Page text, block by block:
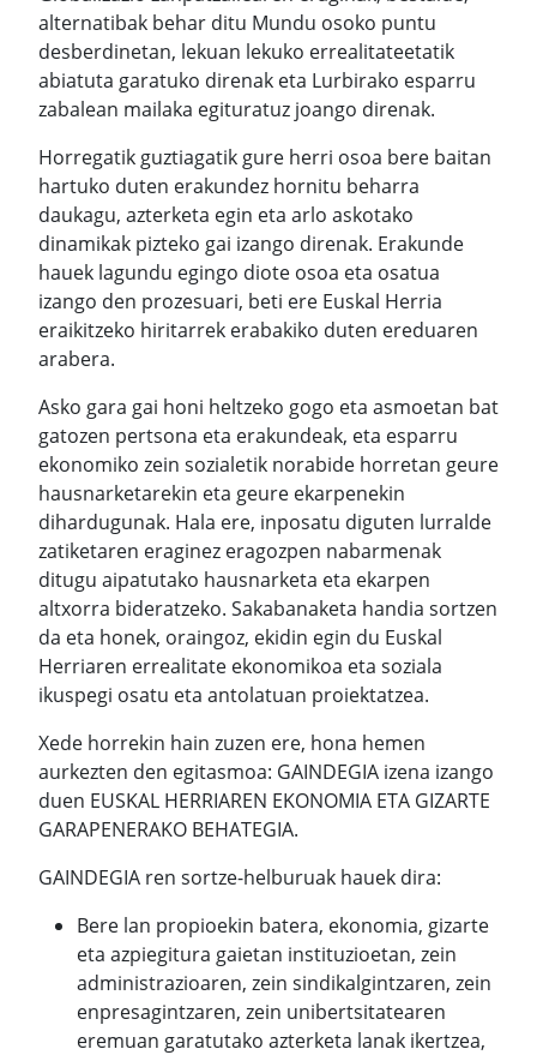
alternatibak behar ditu Mundu osoko puntu
desberdinetan, lekuan lekuko errealitateetatik
abiatuta garatuko direnak eta Lurbirako esparru
zabalean mailaka egituratuz joango direnak.
Horregatik guztiagatik gure herri osoa bere baitan
hartuko duten erakundez hornitu beharra
daukagu, azterketa egin eta arlo askotako
dinamikak pizteko gai izango direnak. Erakunde
hauek lagundu egingo diote osoa eta osatua
izango den prozesuari, beti ere Euskal Herria
eraikitzeko hiritarrek erabakiko duten ereduaren
arabera.
Asko gara gai honi heltzeko gogo eta asmoetan bat
gatozen pertsona eta erakundeak, eta esparru
ekonomiko zein sozialetik norabide horretan geure
hausnarketarekin eta geure ekarpenekin
dihardugunak. Hala ere, inposatu diguten lurralde
zatiketaren eraginez eragozpen nabarmenak
ditugu aipatutako hausnarketa eta ekarpen
altxorra bideratzeko. Sakabanaketa handia sortzen
da eta honek, oraingoz, ekidin egin du Euskal
Herriaren errealitate ekonomikoa eta soziala
ikuspegi osatu eta antolatuan proiektatzea.
Xede horrekin hain zuzen ere, hona hemen
aurkezten den egitasmoa: GAINDEGIA izena izango
duen EUSKAL HERRIAREN EKONOMIA ETA GIZARTE
GARAPENERAKO BEHATEGIA.
GAINDEGIA ren sortze-helburuak hauek dira:
Bere lan propioekin batera, ekonomia, gizarte
eta azpiegitura gaietan instituzioetan, zein
administrazioaren, zein sindikalgintzaren, zein
enpresagintzaren, zein unibertsitatearen
eremuan garatutako azterketa lanak ikertzea,